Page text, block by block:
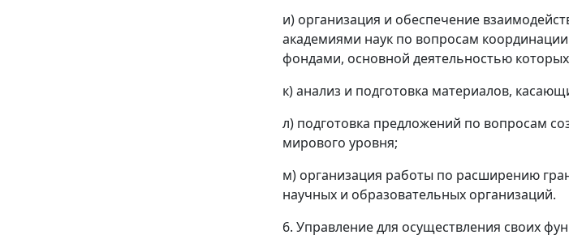
и) организация и обеспечение
академиями наук по вопросам
фондами, основной деятельностью
к) анализ и подготовка материалов,
л) подготовка предложений по вопросам
мирового уровня;
м) организация работы по расширению
научных и образовательных организаций.
6. Управление для осуществления своих